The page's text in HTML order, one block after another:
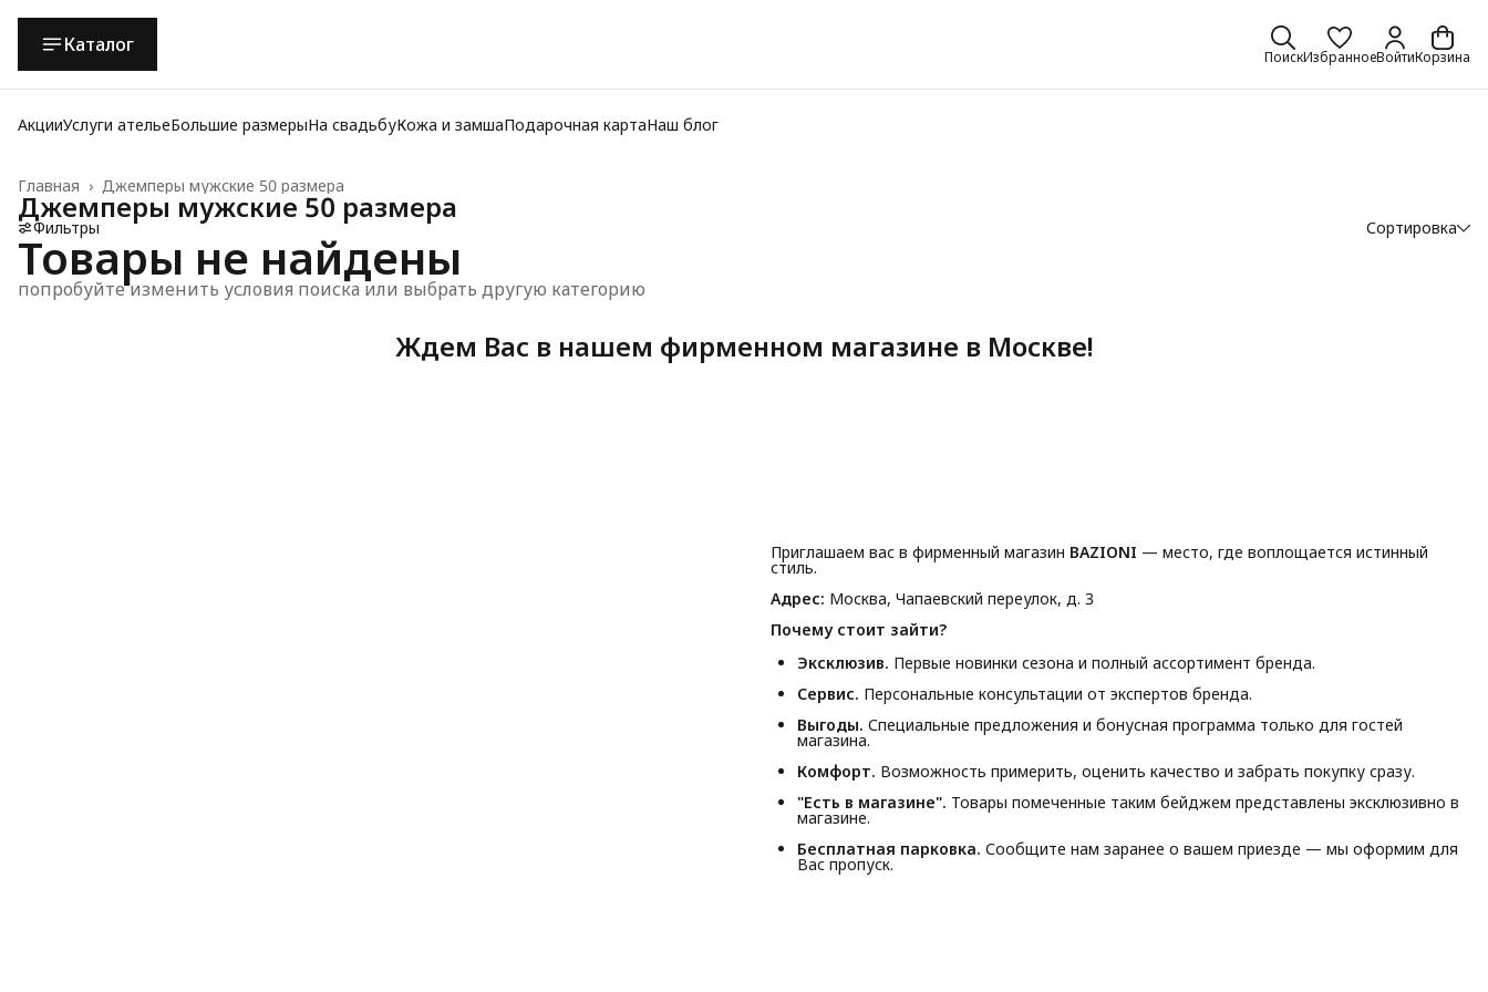
Каталог
ПоискИзбранноеВойтиКорзина
АкцииУслуги ательеБольшие размерыНа свадьбуКожа и замшаПодарочная картаНаш блог
Джемперы мужские 50 размера
Главная ›
Джемперы мужские 50 размера
Фильтры Сортировка
Товары не найдены
попробуйте изменить условия поиска или выбрать другую категорию
Ждем Вас в нашем фирменном магазине в Москве!
Приглашаем вас в фирменный магазин BAZIONI — место, где воплощается истинный
стиль.
Адрес: Москва, Чапаевский переулок, д. 3
Почему стоит зайти?
Эксклюзив. Первые новинки сезона и полный ассортимент бренда.
Сервис. Персональные консультации от экспертов бренда.
Выгоды. Специальные предложения и бонусная программа только для гостей
магазина.
Комфорт. Возможность примерить, оценить качество и забрать покупку сразу.
"Есть в магазине". Товары помеченные таким бейджем представлены эксклюзивно в
магазине.
Бесплатная парковка. Сообщите нам заранее о вашем приезде — мы оформим для
Вас пропуск.